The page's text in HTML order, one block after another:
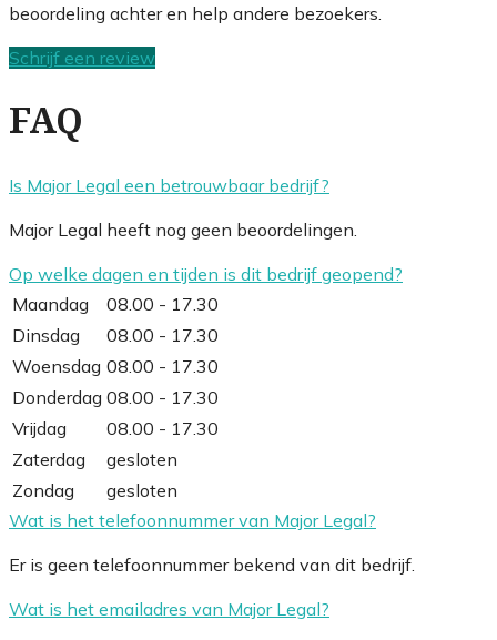
beoordeling achter en help andere bezoekers.
Schrijf een review
FAQ
Is Major Legal een betrouwbaar bedrijf?
Major Legal heeft nog geen beoordelingen.
Op welke dagen en tijden is dit bedrijf geopend?
Maandag
08.00 - 17.30
Dinsdag
08.00 - 17.30
Woensdag 08.00 - 17.30
Donderdag 08.00 - 17.30
Vrijdag
08.00 - 17.30
Zaterdag
gesloten
Zondag
gesloten
Wat is het telefoonnummer van Major Legal?
Er is geen telefoonnummer bekend van dit bedrijf.
Wat is het emailadres van Major Legal?